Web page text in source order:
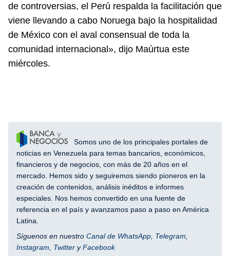
de controversias, el Perú respalda la facilitación que
viene llevando a cabo Noruega bajo la hospitalidad
de México con el aval consensual de toda la
comunidad internacional», dijo Maúrtua este
miércoles.
Somos uno de los principales portales de
noticias en Venezuela para temas bancarios, económicos,
financieros y de negocios, con más de 20 años en el
mercado. Hemos sido y seguiremos siendo pioneros en la
creación de contenidos, análisis inéditos e informes
especiales. Nos hemos convertido en una fuente de
referencia en el país y avanzamos paso a paso en América
Latina.
Síguenos en nuestro Canal de WhatsApp Telegram
Instagram
Twitter yFacebook